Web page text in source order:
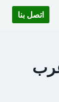
اتصل بنا